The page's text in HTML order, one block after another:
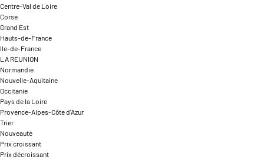
Centre-Val de Loire
Corse
Grand Est
Hauts-de-France
Ile-de-France
LA REUNION
Normandie
Nouvelle-Aquitaine
Occitanie
Pays de la Loire
Provence-Alpes-Côte d'Azur
Trier
Nouveauté
Prix croissant
Prix décroissant